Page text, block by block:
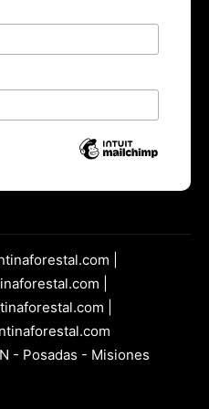
|
|
|
- Posadas - Misiones